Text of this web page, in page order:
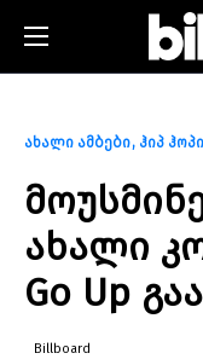
ახალი ამბები ჰიპ ჰოპი
ახალი
Go Up
Billboard